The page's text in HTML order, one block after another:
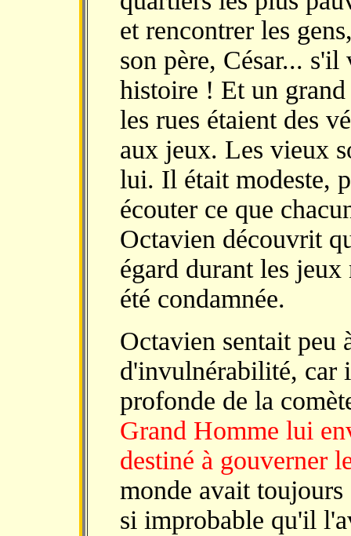
et rencontrer les
son père, César...
histoire ! Et un
les rues étaient des
aux jeux. Les vieux
lui. Il était modeste,
écouter ce que
Octavien découvrit
égard durant les jeux
été condamnée.
Octavien sentait peu
d'invulnérabilité, car
profonde de la
Grand Homme lui
destiné à gouverner
monde avait
si improbable qu'il